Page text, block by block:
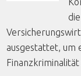
ausgestattet, um